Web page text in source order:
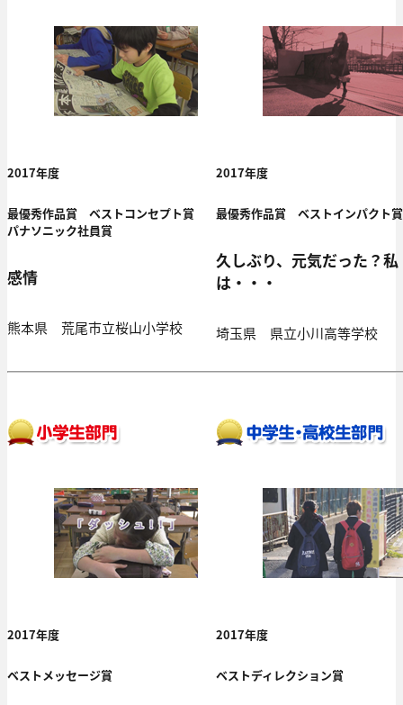
2017年度
最優秀作品賞 ベストコンセプト賞
パナソニック社員賞
感情
熊本県 荒尾市立桜山小学校
2017年度
最優秀作品賞 ベストインパクト賞
久しぶり、元気だった？私
は・・・
埼玉県 県立小川高等学校
2017年度
ベストメッセージ賞
2017年度
ベストディレクション賞